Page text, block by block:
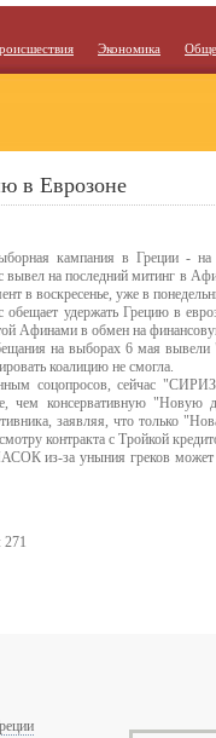
Экономика
в Еврозоне
кампания в Греции -
вывел на последний митинг в
в воскресенье, уже в
обещает удержать Грецию в
Афинами в обмен на
на выборах 6 мая
коалицию не смогла.
соцопросов, сейчас
чем консервативную "Новую
заявляя, что только
контракта с Тройкой
из-за уныния греков
271